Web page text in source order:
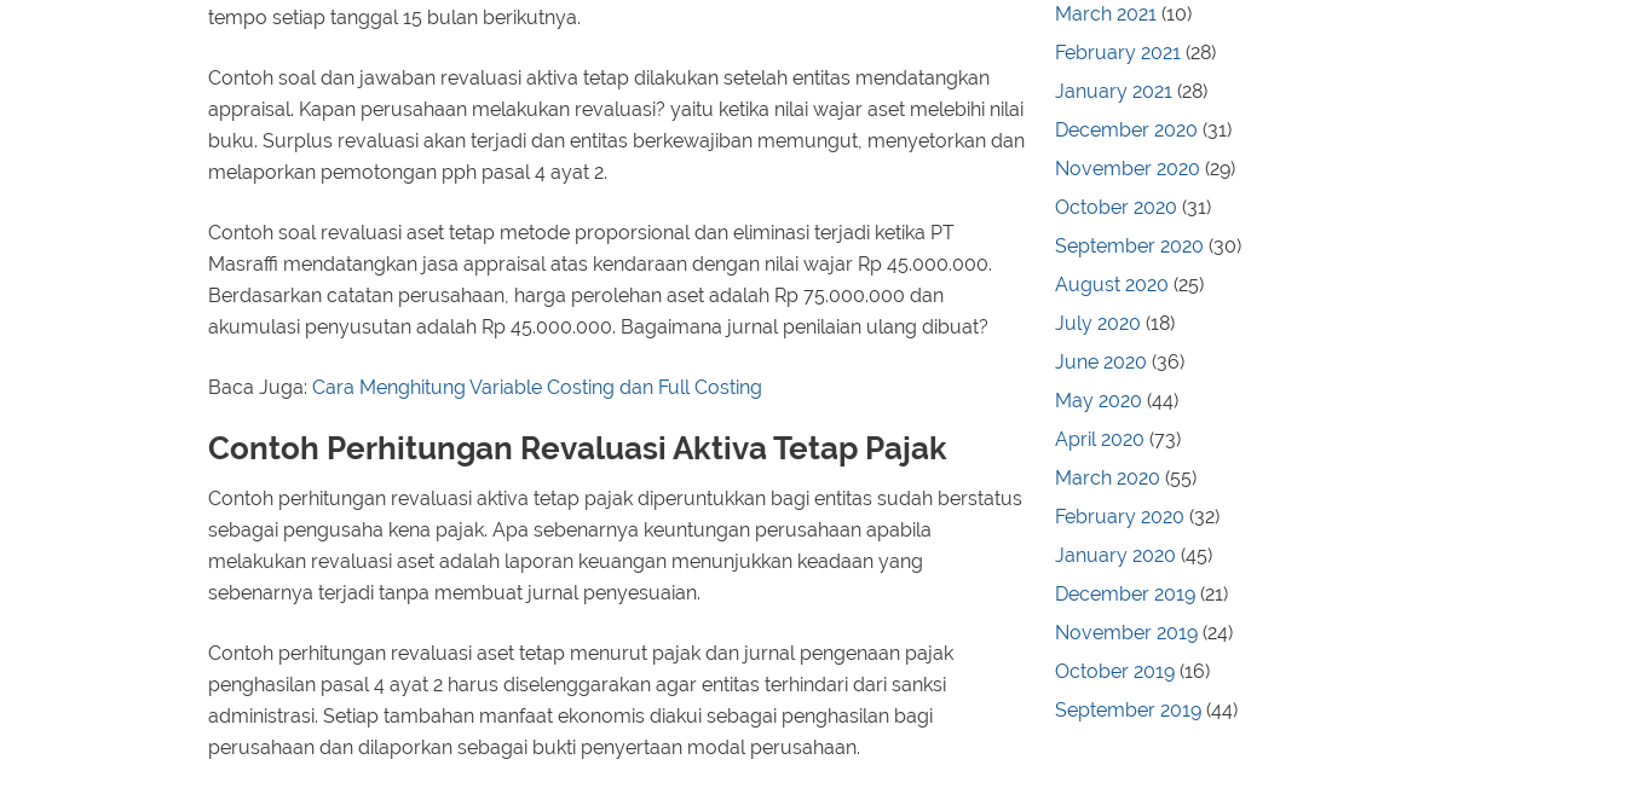
tempo setiap tanggal 15 bulan berikutnya.
Contoh soal dan jawaban revaluasi aktiva tetap dilakukan setelah entitas mendatangkan
appraisal. Kapan perusahaan melakukan revaluasi? yaitu ketika nilai wajar aset melebihi nilai
buku. Surplus revaluasi akan terjadi dan entitas berkewajiban memungut, menyetorkan dan
melaporkan pemotongan pph pasal 4 ayat 2.
Contoh soal revaluasi aset tetap metode proporsional dan eliminasi terjadi ketika PT
Masraffi mendatangkan jasa appraisal atas kendaraan dengan nilai wajar Rp 45.000.000.
Berdasarkan catatan perusahaan, harga perolehan aset adalah Rp 75.000.000 dan
akumulasi penyusutan adalah Rp 45.000.000. Bagaimana jurnal penilaian ulang dibuat?
Baca Juga: Cara Menghitung Variable Costing dan Full Costing
Contoh Perhitungan Revaluasi Aktiva Tetap Pajak
Contoh perhitungan revaluasi aktiva tetap pajak diperuntukkan bagi entitas sudah berstatus
sebagai pengusaha kena pajak. Apa sebenarnya keuntungan perusahaan apabila
melakukan revaluasi aset adalah laporan keuangan menunjukkan keadaan yang
sebenarnya terjadi tanpa membuat jurnal penyesuaian.
Contoh perhitungan revaluasi aset tetap menurut pajak dan jurnal pengenaan pajak
penghasilan pasal 4 ayat 2 harus diselenggarakan agar entitas terhindari dari sanksi
administrasi. Setiap tambahan manfaat ekonomis diakui sebagai penghasilan bagi
perusahaan dan dilaporkan sebagai bukti penyertaan modal perusahaan.
March 2021 (10)
February 2021 (28)
January 2021 (28)
December 2020 (31)
November 2020 (29)
October 2020 (31)
September 2020 (30)
August 2020 (25)
July 2020 (18)
June 2020 (36)
May 2020 (44)
April 2020 (73)
March 2020 (55)
February 2020 (32)
January 2020 (45)
December 2019 (21)
November 2019 (24)
October 2019 (16)
September 2019 (44)